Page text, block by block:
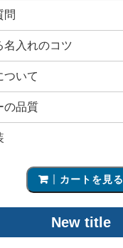
問
名入れのコツ
ついて
の品質
カートを見る
New title